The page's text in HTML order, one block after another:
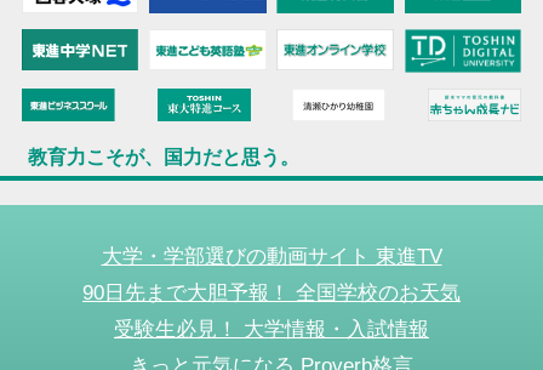
教育力こそが、国力だと思う。
大学・学部選びの動画サイト 東進TV
90日先まで大胆予報！ 全国学校のお天気
受験生必見！ 大学情報・入試情報